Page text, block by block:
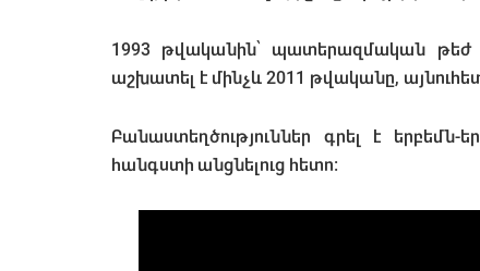
1993 թվականին՝ պատերազմական թեժ
աշխատել է մինչև 2011 թվականը,
Բանաստեղծություններ գրել է
հանգստի անցնելուց հետո։